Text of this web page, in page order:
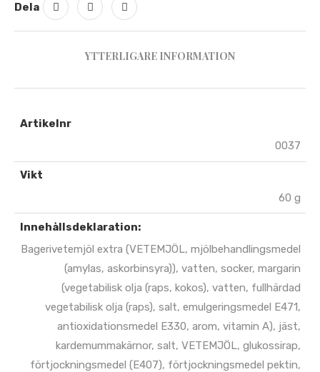
Dela
YTTERLIGARE INFORMATION
Artikelnr
0037
Vikt
60 g
Innehållsdeklaration:
Bagerivetemjöl extra (VETEMJÖL, mjölbehandlingsmedel
(amylas, askorbinsyra)), vatten, socker, margarin
(vegetabilisk olja (raps, kokos), vatten, fullhärdad
vegetabilisk olja (raps), salt, emulgeringsmedel E471,
antioxidationsmedel E330, arom, vitamin A), jäst,
kardemummakärnor, salt, VETEMJÖL, glukossirap,
förtjockningsmedel (E407), förtjockningsmedel pektin,